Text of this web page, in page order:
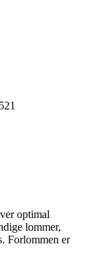
optimal
lommer,
Forlommen er